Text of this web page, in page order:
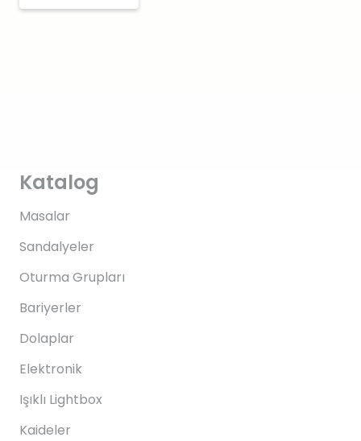
Katalog
Masalar
Sandalyeler
Oturma Grupları
Bariyerler
Dolaplar
Elektronik
Işıklı Lightbox
Kaideler